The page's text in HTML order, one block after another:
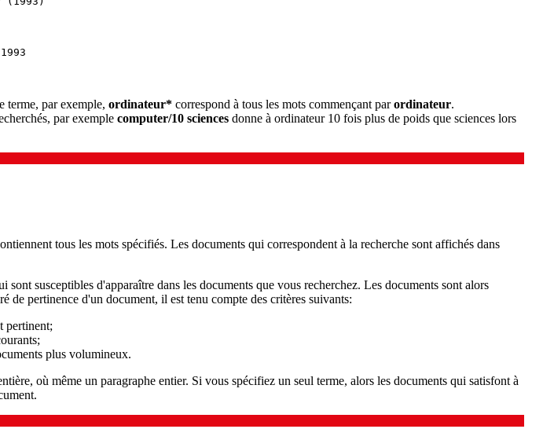
terme, par exemple, ordinateur* correspond à tous les mots commençant parordinateur.
par exemple computer/10 sciences donne à ordinateur 10 fois plus de poids que sciences lors
tous les mots spécifiés. Les documents qui correspondent à la recherche sont affichés dans
sont susceptibles d'apparaître dans les documents que vous recherchez. Les documents sont alors
pertinence d'un document, il est tenu compte des critères suivants:
pertinent;
plus volumineux.
où même un paragraphe entier. Si vous spécifiez un seul terme, alors les documents qui satisfont à